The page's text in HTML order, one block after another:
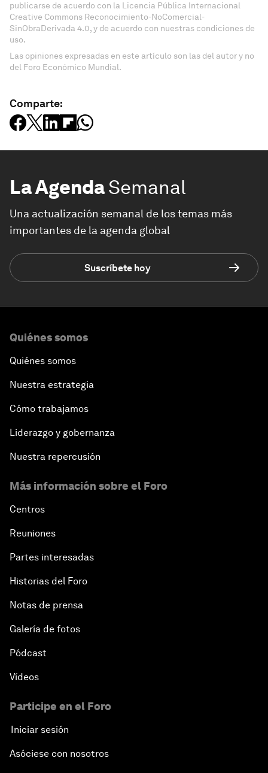
publicarse de acuerdo con la Licencia Pública Internacional
Creative Commons Reconocimiento-NoComercial-
SinObraDerivada 4.0, y de acuerdo con nuestras condiciones de
uso.
Las opiniones expresadas en este artículo son las del autor y no
del Foro Económico Mundial.
Comparte:
La AgendaSemanal
Una actualización semanal de los temas más
importantes de la agenda global
Suscríbete hoy
Quiénes somos
Quiénes somos
Nuestra estrategia
Cómo trabajamos
Liderazgo y gobernanza
Nuestra repercusión
Más información sobre el Foro
Centros
Reuniones
Partes interesadas
Historias del Foro
Notas de prensa
Galería de fotos
Pódcast
Vídeos
Participe en el Foro
Iniciar sesión
Asóciese con nosotros